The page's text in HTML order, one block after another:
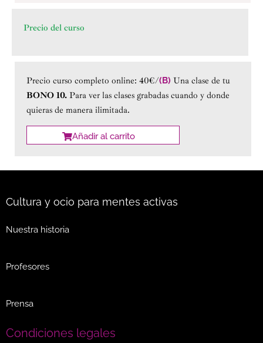
Precio del curso
Precio curso completo online: 40€/(B) Una clase de tu
BONO 10. Para ver las clases grabadas cuando y donde
quieras de manera ilimitada.
Añadir al carrito
Cultura y ocio para mentes activas
Nuestra historia
Profesores
Prensa
Condiciones legales